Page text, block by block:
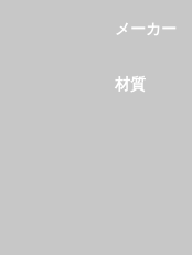
メーカー
材質